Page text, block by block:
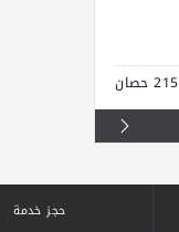
215 حصان
حجز خدمة